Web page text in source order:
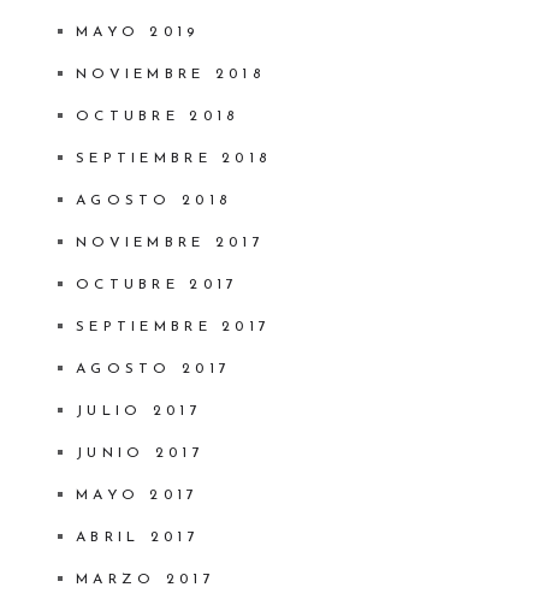
MAYO 2019
NOVIEMBRE 2018
OCTUBRE 2018
SEPTIEMBRE 2018
AGOSTO 2018
NOVIEMBRE 2017
OCTUBRE 2017
SEPTIEMBRE 2017
AGOSTO 2017
JULIO 2017
JUNIO 2017
MAYO 2017
ABRIL 2017
MARZO 2017